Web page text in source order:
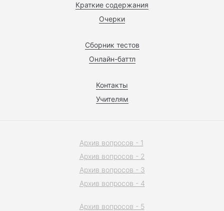
Краткие содержания
Очерки
Сборник тестов
Онлайн-баттл
Контакты
Учителям
Архив вопросов - 1
Архив вопросов - 2
Архив вопросов - 3
Архив вопросов - 4
Архив вопросов - 5